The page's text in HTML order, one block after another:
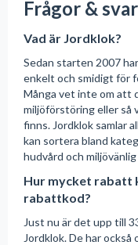
Frågor & svar
Vad är Jordklok?
Sedan starten 2007
enkelt och smidigt för
Många vet inte om att
miljöförstöring eller så
finns. Jordklok samlar
kan sortera bland
hudvård och
Hur mycket rabatt
rabattkod?
Just nu är det upp till
Jordklok. De har